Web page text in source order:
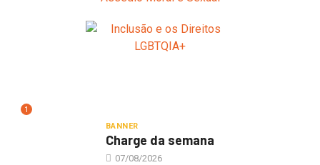
1
BANNER
Charge da semana
07/08/2026